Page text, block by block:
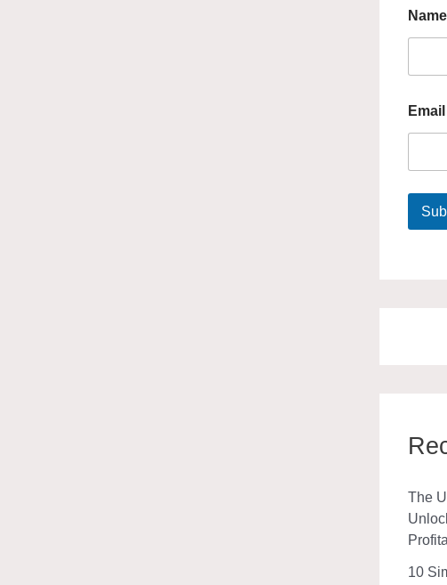
Name
Email
The
10